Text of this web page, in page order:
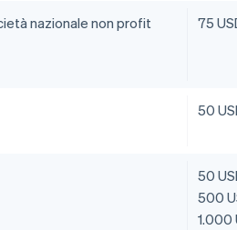
nazionale non profit 75
50
50
500
1.000